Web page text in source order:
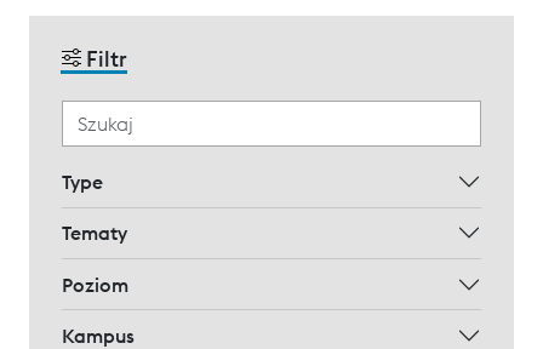
Filtr
Type
Tematy
Poziom
Kampus